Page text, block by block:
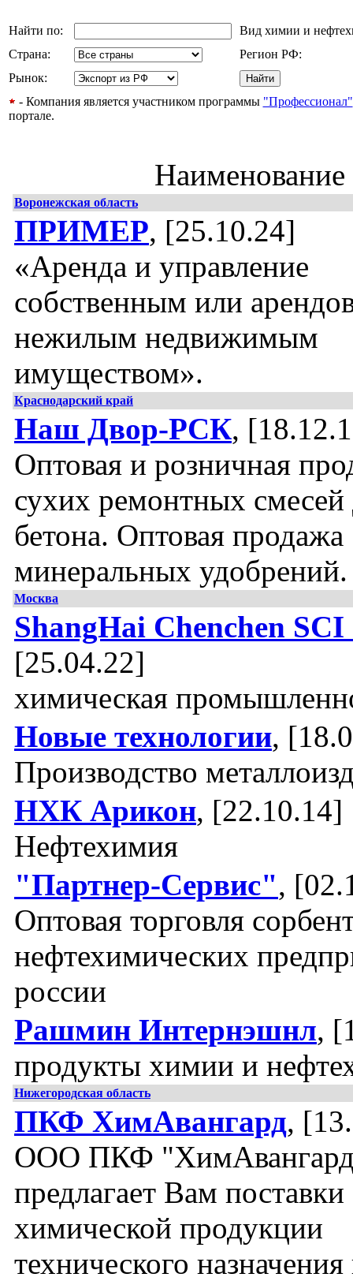
Найти по:
Вид химии и
Страна:
Регион РФ:
Рынок:
- Компания является участником программы "Профессионал"
портале.
Наименование
Воронежская область
ПРИМЕР, [25.10.24]
«Аренда и управление
собственным или
нежилым недвижимым
имуществом».
Краснодарский край
Наш Двор-РСК,
Оптовая и розничная
сухих ремонтных смесей
бетона. Оптовая продажа
минеральных удобрений.
Москва
ShangHai Chenchen
[25.04.22]
химическая
Новые технологии,
Производство
НХК Арикон, [22.10.14]
Нефтехимия
"Партнер-Сервис",
Оптовая торговля
нефтехимических
россии
Рашмин Интернэшнл,
продукты химии и
Нижегородская область
ПКФ ХимАвангард,
ООО ПКФ
предлагает Вам поставки
химической продукции
технического назначения